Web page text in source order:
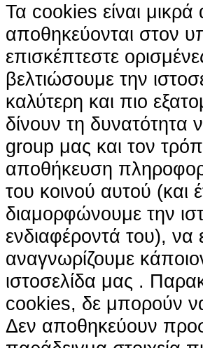
Τα cookies είναι μικρά
αποθηκεύονται στον
επισκέπτεστε
βελτιώσουμε την
καλύτερη και πιο
δίνουν τη δυνατότητα
group μας και τον
αποθήκευση
του κοινού αυτού (και
διαμορφώνουμε την
ενδιαφέροντά του), να
αναγνωρίζουμε
ιστοσελίδα μας .
cookies, δε μπορούν
Δεν αποθηκεύουν